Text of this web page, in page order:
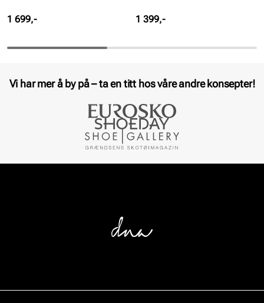
Pris
1 699,- Pris
1 399,-
Vi har mer å by på – ta en titt hos våre andre konsepter!